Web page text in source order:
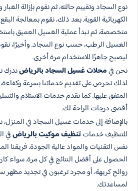
نوع السجاد وتقييم حالته، ثم نقوم بإزالة
الكهربائية القوية. بعد ذلك، نقوم بمعالجة
متخصصة، ثم نبدأ عملية الغسيل العميق
الغسيل الرطب، حسب نوع السجاد. وأخيرًا،
ليصبح جاهزًا للاستخدام مرة أخرى.
نحن فيمحلات غسيل السجاد بالرياضندرك
لذلك نحرص على تقديم خدماتنا بسرعة وكفاءة،
المتفق عليها. كما نقدم خدمات الاستلام
أقصى درجات الراحة لك.
بالإضافة إلى خدمات غسيل السجاد في المنزل،
للتنظيف خدماتتنظيف موكيت بالرياضفي
نفس التقنيات والمواد عالية الجودة.
الحصول على أفضل النتائج في كل مرة. سواء
روائح كريهة، أو مجرد ترغبون في تجديد
لمساعدتك.